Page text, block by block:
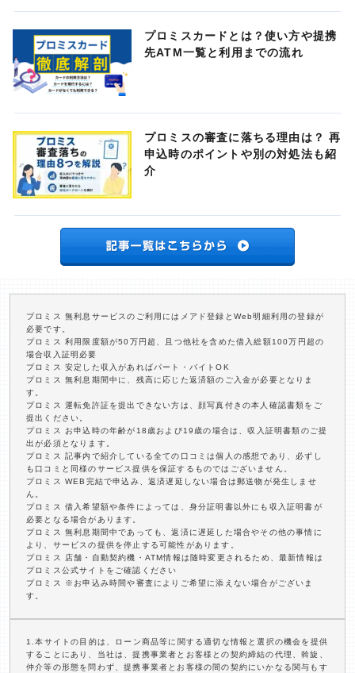
プロミスカードとは？使い方や提携
先ATM一覧と利用までの流れ
プロミスの審査に落ちる理由は？ 再
申込時のポイントや別の対処法も紹
介
プロミス 無利息サービスのご利用にはメアド登録とWeb明細利用の登録が
必要です。
プロミス 利用限度額が50万円超、且つ他社を含めた借入総額100万円超の
場合収入証明必要
プロミス 安定した収入があればパート・バイトOK
プロミス 無利息期間中に、残高に応じた返済額のご入金が必要となりま
す。
プロミス 運転免許証を提出できない方は、顔写真付きの本人確認書類をご
提出ください。
プロミス お申込時の年齢が18歳および19歳の場合は、収入証明書類のご提
出が必須となります。
プロミス 記事内で紹介している全ての口コミは個人の感想であり、必ずし
も口コミと同様のサービス提供を保証するものではございません。
プロミス WEB完結で申込み、返済遅延しない場合は郵送物が発生しませ
ん。
プロミス 借入希望額や条件によっては、身分証明書以外にも収入証明書が
必要となる場合があります。
プロミス 無利息期間中であっても、返済に遅延した場合やその他の事情に
より、サービスの提供を停止する可能性があります。
プロミス 店舗・自動契約機・ATM情報は随時変更されるため、最新情報は
プロミス公式サイトをご確認ください
プロミス ※お申込み時間や審査によりご希望に添えない場合がございま
す。
1.本サイトの目的は、ローン商品等に関する適切な情報と選択の機会を提供
することにあり、当社は、提携事業者とお客様との契約締結の代理、斡旋、
仲介等の形態を問わず、提携事業者とお客様の間の契約にいかなる関与もす